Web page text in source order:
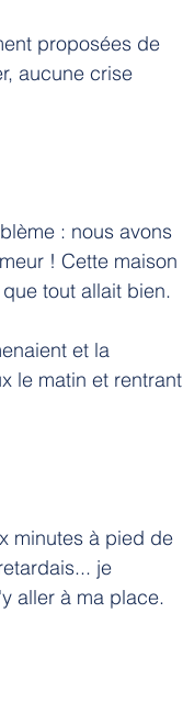
proposées de
aucune crise
: nous avons
! Cette maison
tout allait bien.
et la
le matin et rentrant
minutes à pied de
je
aller à ma place.